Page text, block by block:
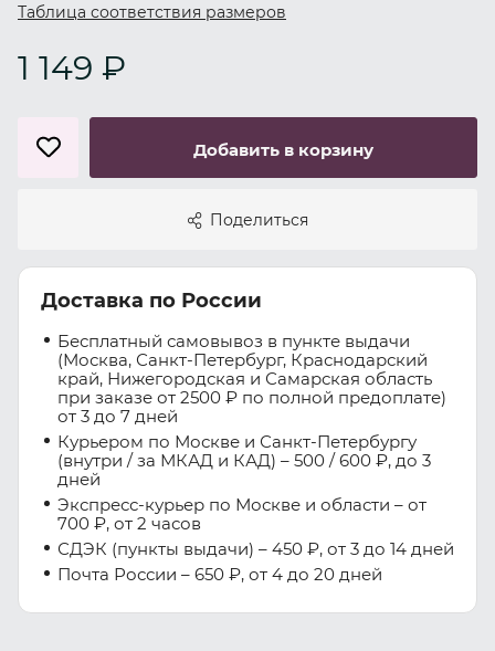
Таблица соответствия размеров
1 149 ₽
Добавить в корзину
Поделиться
Доставка по России
Бесплатный самовывоз в пункте выдачи
(Москва, Санкт-Петербург, Краснодарский
край, Нижегородская и Самарская область
при заказе от 2500 ₽ по полной предоплате)
от 3 до 7 дней
Курьером по Москве и Санкт-Петербургу
(внутри / за МКАД и КАД) – 500 / 600 ₽, до 3
дней
Экспресс-курьер по Москве и области – от
700 ₽, от 2 часов
СДЭК (пункты выдачи) – 450 ₽, от 3 до 14 дней
Почта России – 650 ₽, от 4 до 20 дней